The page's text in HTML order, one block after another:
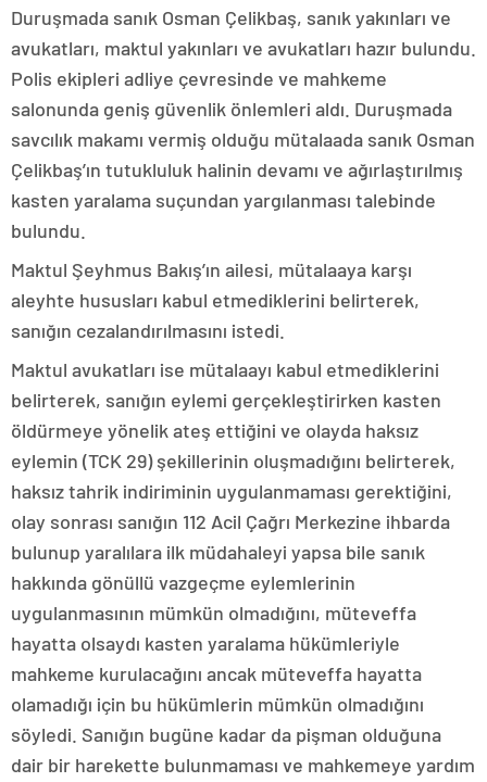
Duruşmada sanık Osman Çelikbaş, sanık yakınları ve
avukatları, maktul yakınları ve avukatları hazır bulundu.
Polis ekipleri adliye çevresinde ve mahkeme
salonunda geniş güvenlik önlemleri aldı. Duruşmada
savcılık makamı vermiş olduğu mütalaada sanık Osman
Çelikbaş’ın tutukluluk halinin devamı ve ağırlaştırılmış
kasten yaralama suçundan yargılanması talebinde
bulundu.
Maktul Şeyhmus Bakış’ın ailesi, mütalaaya karşı
aleyhte hususları kabul etmediklerini belirterek,
sanığın cezalandırılmasını istedi.
Maktul avukatları ise mütalaayı kabul etmediklerini
belirterek, sanığın eylemi gerçekleştirirken kasten
öldürmeye yönelik ateş ettiğini ve olayda haksız
eylemin (TCK 29) şekillerinin oluşmadığını belirterek,
haksız tahrik indiriminin uygulanmaması gerektiğini,
olay sonrası sanığın 112 Acil Çağrı Merkezine ihbarda
bulunup yaralılara ilk müdahaleyi yapsa bile sanık
hakkında gönüllü vazgeçme eylemlerinin
uygulanmasının mümkün olmadığını, müteveffa
hayatta olsaydı kasten yaralama hükümleriyle
mahkeme kurulacağını ancak müteveffa hayatta
olamadığı için bu hükümlerin mümkün olmadığını
söyledi. Sanığın bugüne kadar da pişman olduğuna
dair bir harekette bulunmaması ve mahkemeye yardım